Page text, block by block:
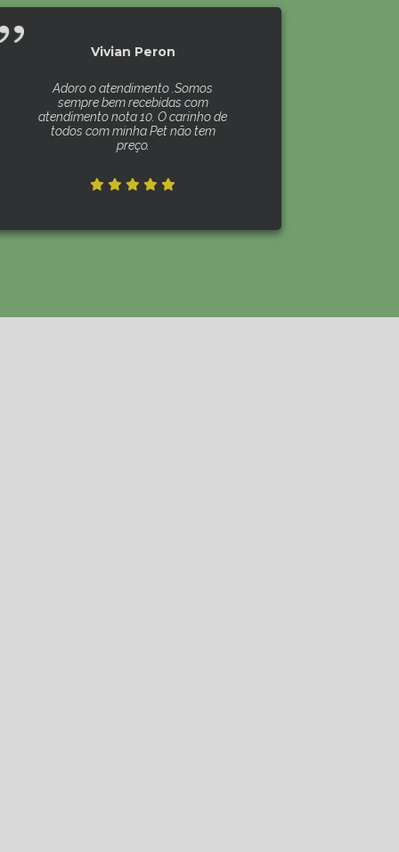
Vivian Peron
Adoro o atendimento .Somos
sempre bem recebidas com
atendimento nota 10. O carinho de
todos com minha Pet não tem
preço.